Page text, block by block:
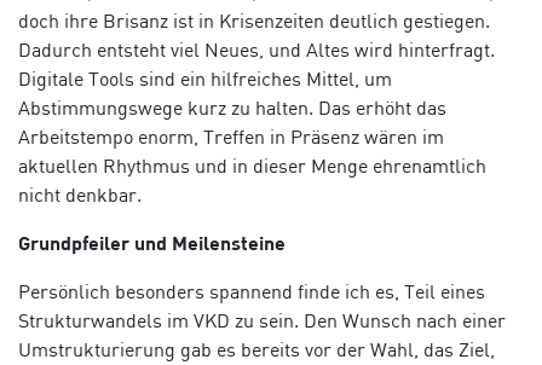
doch ihre Brisanz ist in Krisenzeiten deutlich gestiegen.
Dadurch entsteht viel Neues, und Altes wird hinterfragt.
Digitale Tools sind ein hilfreiches Mittel, um
Abstimmungswege kurz zu halten. Das erhöht das
Arbeitstempo enorm, Treffen in Präsenz wären im
aktuellen Rhythmus und in dieser Menge ehrenamtlich
nicht denkbar.
Grundpfeiler und Meilensteine
Persönlich besonders spannend finde ich es, Teil eines
Strukturwandels im VKD zu sein. Den Wunsch nach einer
Umstrukturierung gab es bereits vor der Wahl, das Ziel,